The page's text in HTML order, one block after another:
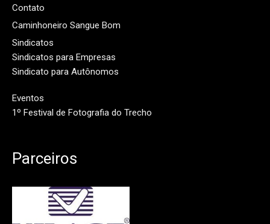
Contato
Caminhoneiro Sangue Bom
Sindicatos
Sindicatos para Empresas
Sindicato para Autônomos
Eventos
1º Festival de Fotografia do Trecho
Parceiros